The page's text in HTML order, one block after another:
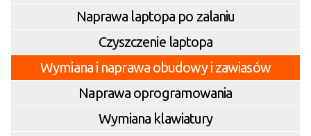
Naprawa laptopa po zalaniu
Czyszczenie laptopa
Wymiana i naprawa obudowy i zawiasów
Naprawa oprogramowania
Wymiana klawiatury